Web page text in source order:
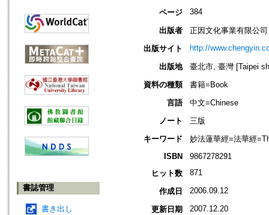
書誌管理
書き出し
ページ 384
出版者
正因文化事業有限公司
出版サイト
http://
出版地
臺北市, 臺灣 [Taipei
資料の種類
書籍=Book
言語
中文=Chinese
ノート
三版
キーワード
妙法蓮華經=法華經
ISBN
9867278291
ヒット数
871
作成日 2006.09.12
更新日期 2007.12.20